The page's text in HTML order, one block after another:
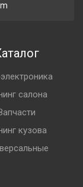
салона
кузова